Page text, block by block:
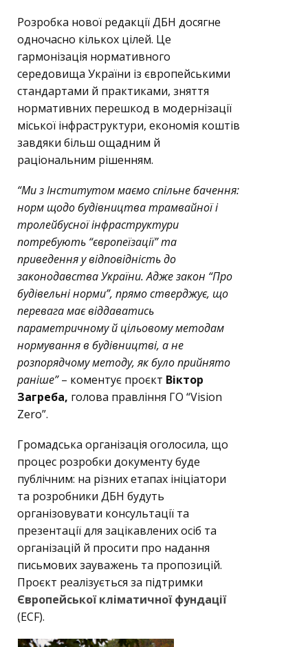
Розробка нової редакції ДБН досягне
одночасно кількох цілей. Це
гармонізація нормативного
середовища України із європейськими
стандартами й практиками, зняття
нормативних перешкод в модернізації
міської інфраструктури, економія коштів
завдяки більш ощадним й
раціональним рішенням.
“Ми з Інститутом маємо спільне бачення:
норм щодо будівництва трамвайної і
тролейбусної інфраструктури
потребують “європеїзації” та
приведення у відповідність до
законодавства України. Адже закон “Про
будівельні норми”, прямо стверджує, що
перевага має віддаватись
параметричному й цільовому методам
нормування в будівництві, а не
розпорядчому методу, як було прийнято
раніше”– коментує проєкт Віктор
Загреба, голова правління ГО “Vision
Zero”.
Громадська організація оголосила, що
процес розробки документу буде
публічним: на різних етапах ініціатори
та розробники ДБН будуть
організовувати консультації та
презентації для зацікавлених осіб та
організацій й просити про надання
письмових зауважень та пропозицій.
Проєкт реалізується за підтримки
Європейської кліматичної фундації
(ECF).